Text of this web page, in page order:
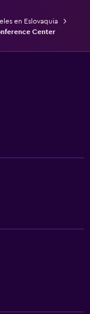
en Eslovaquia
Center